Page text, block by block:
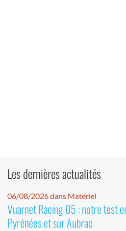
Les dernières actualités
06/08/2026 dans Matériel
Vuarnet Racing 05 : notre test
Pyrénées et sur Aubrac